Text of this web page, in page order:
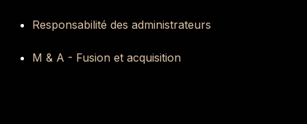
Responsabilité des administrateurs
M & A - Fusion et acquisition